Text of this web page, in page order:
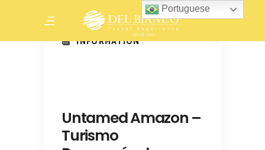
INFORMATION
Untamed Amazon –
Turismo
Portuguese